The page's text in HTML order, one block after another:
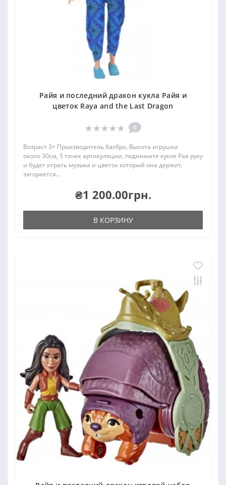
Райя и последний дракон кукла Райя и
цветок Raya and the Last Dragon
0
Возраст 3+ Производитель Хасбро, Высота игрушки
около 30см, 5 точек артикуляции, поднимите кукле Рая руку
и будет играть музыка и цветок который она держит,
загорается...
₴1 200.00грн.
В КОРЗИНУ